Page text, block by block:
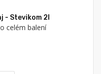
- Stevikom 2l
celém balení